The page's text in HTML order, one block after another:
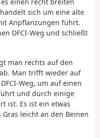
einen recht breiten
sich um eine alte
Anpflanzungen führt.
DFCI-Weg und schließt
man rechts auf den
Man trifft wieder auf
Weg, um auf einen
und durch einige
ist. Es ist ein etwas
leicht an den Beinen